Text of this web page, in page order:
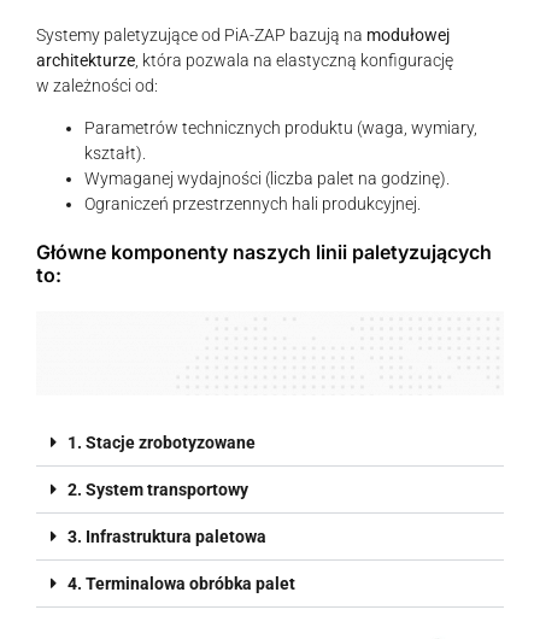
Systemy paletyzujące od PiA-ZAP bazują na modułowej
architekturze , która pozwala na elastyczną konfigurację
w zależności od:
Parametrów technicznych produktu (waga, wymiary,
kształt).
Wymaganej wydajności (liczba palet na godzinę).
Ograniczeń przestrzennych hali produkcyjnej.
Główne komponenty naszych linii paletyzujących
to:
1. Stacje zrobotyzowane
2. System transportowy
3. Infrastruktura paletowa
4. Terminalowa obróbka palet